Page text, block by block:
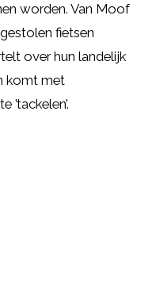
worden. Van Moof
fietsen
over hun landelijk
komt met